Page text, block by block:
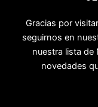
Gracias por
seguirnos en
nuestra lista de
novedades